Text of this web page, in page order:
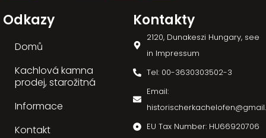
Odkazy
Domů
Kachlová kamna
prodej, starožitná
Informace
Kontakt
Kontakty
2120, Dunakeszi Hungary, see
in Impressum
Tel: 00-3630303502-3
Email:
EU Tax Number: HU66920706